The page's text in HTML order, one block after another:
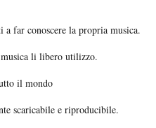
far conoscere la propria musica.
li libero utilizzo.
il mondo
scaricabile e riproducibile.